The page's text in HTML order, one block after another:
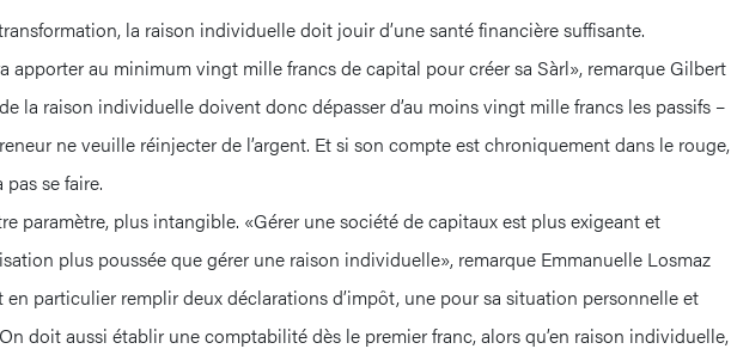
la raison individuelle doit jouir d’une santé financière suffisante.
apporter au minimum vingt mille francs de capital pour créer sa Sàrl», remarque Gilbert
la raison individuelle doivent donc dépasser d’au moins vingt mille francs les passifs –
ne veuille réinjecter de l’argent. Et si son compte est chroniquement dans le rouge,
se faire.
paramètre, plus intangible. «Gérer une société de capitaux est plus exigeant et
plus poussée que gérer une raison individuelle», remarque Emmanuelle Losmaz
en particulier remplir deux déclarations d’impôt, une pour sa situation personnelle et
doit aussi établir une comptabilité dès le premier franc, alors qu’en raison individuelle,